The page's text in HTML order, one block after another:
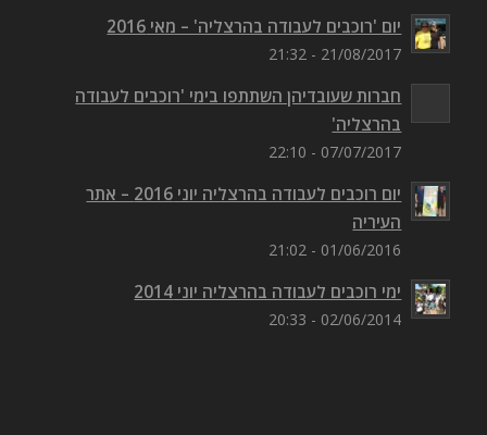
יום 'רוכבים לעבודה בהרצליה' – מאי 2016
21/08/2017 - 21:32
חברות שעובדיהן השתתפו בימי 'רוכבים לעבודה
בהרצליה'
07/07/2017 - 22:10
יום רוכבים לעבודה בהרצליה יוני 2016 – אתר
העיריה
01/06/2016 - 21:02
ימי רוכבים לעבודה בהרצליה יוני 2014
02/06/2014 - 20:33